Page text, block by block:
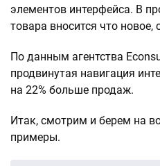
элементов интерфейса. В
товара вносится что новое,
По данным агентства
продвинутая навигация
на 22% больше продаж.
Итак, смотрим и берем на
примеры.